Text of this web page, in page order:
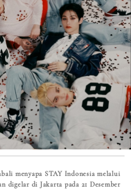
menyapa STAY Indonesia melalui
digelar di Jakarta pada 21 Desember